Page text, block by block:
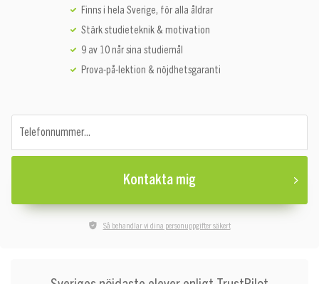
Finns i hela Sverige, för alla åldrar
Stärk studieteknik & motivation
9 av 10 når sina studiemål
Prova-på-lektion & nöjdhetsgaranti
Telefonnummer...
Kontakta mig
Så behandlar vi dina personuppgifter säkert